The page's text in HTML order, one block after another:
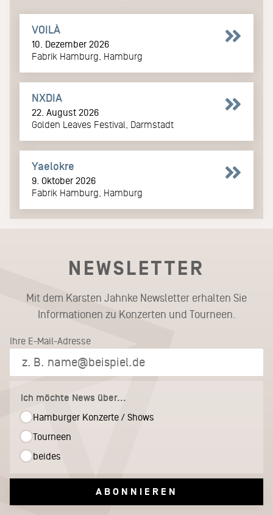
VOILÀ
10. Dezember 2026
Fabrik Hamburg, Hamburg
NXDIA
22. August 2026
Golden Leaves Festival, Darmstadt
Yaelokre
9. Oktober 2026
Fabrik Hamburg, Hamburg
NEWSLETTER
Mit dem Karsten Jahnke Newsletter erhalten Sie
Informationen zu Konzerten und Tourneen.
Ihre E-Mail-Adresse
Ich möchte News über...
Hamburger Konzerte / Shows
Tourneen
beides
ABONNIEREN